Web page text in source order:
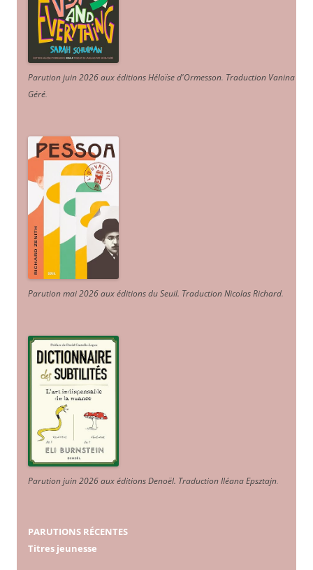
Parution juin 2026 aux éditions Héloïse d'Ormesson. Traduction Vanina
Géré.
Parution mai 2026 aux éditions du Seuil. Traduction Nicolas Richard.
Parution juin 2026 aux éditions Denoël. Traduction Iléana Epsztajn.
PARUTIONS RÉCENTES
Titres jeunesse